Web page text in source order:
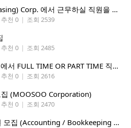
EGP(East Green Purchasing) Corp. 에서 근무하실 직원을 아래와 같이 모집합니다.
추천 0 | 조회 2539
추천 0 | 조회 2485
LYNNWOOD 지역 CPA 에서 FULL TIME OR PART TIME 직원을 찾습니다
추천 0 | 조회 2616
(MOOSOO Corporation)
추천 0 | 조회 2470
Young Ocean, Inc. 직원 모집 (Accounting / Bookkeeping 분야)